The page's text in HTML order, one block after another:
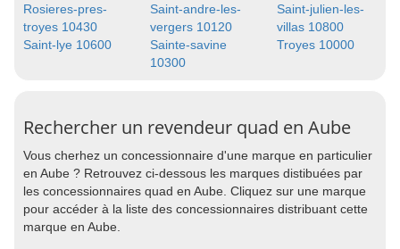
Rosieres-pres-
troyes 10430
Saint-andre-les-
vergers 10120
Saint-julien-les-
villas 10800
Saint-lye 10600
Sainte-savine
10300
Troyes 10000
Rechercher un revendeur quad en Aube
Vous cherhez un concessionnaire d'une marque en particulier
en Aube ? Retrouvez ci-dessous les marques distibuées par
les concessionnaires quad en Aube. Cliquez sur une marque
pour accéder à la liste des concessionnaires distribuant cette
marque en Aube.